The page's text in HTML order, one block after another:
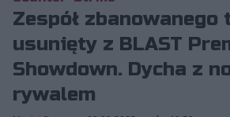
Zespół zbanowanego
usunięty z BLAST
Showdown. Dycha z
rywalem